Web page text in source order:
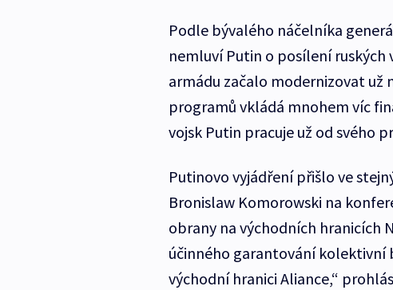
Podle bývalého náčelníka
nemluví Putin o posílení ruských
armádu začalo modernizovat už
programů vkládá mnohem víc
vojsk Putin pracuje už od svého
Putinovo vyjádření přišlo ve
Bronislaw Komorowski na
obrany na východních hranicích
účinného garantování kolektivní
východní hranici Aliance,“